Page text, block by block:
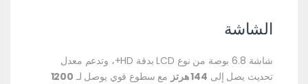
الشاشة
شاشة 6.8 بوصة من نوع LCD بدقة HD+، وتدعم معدل
تحديث يصل إلى 144 هرتز مع سطوع قوي يوصل لـ 1200